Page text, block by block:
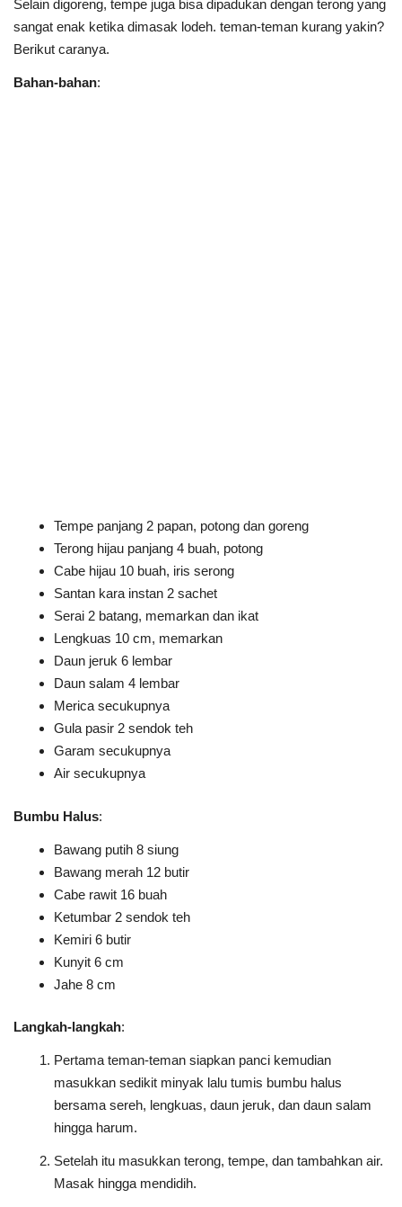
Selain digoreng, tempe juga bisa dipadukan dengan terong yang
sangat enak ketika dimasak lodeh. teman-teman kurang yakin?
Berikut caranya.
Bahan-bahan:
Tempe panjang 2 papan, potong dan goreng
Terong hijau panjang 4 buah, potong
Cabe hijau 10 buah, iris serong
Santan kara instan 2 sachet
Serai 2 batang, memarkan dan ikat
Lengkuas 10 cm, memarkan
Daun jeruk 6 lembar
Daun salam 4 lembar
Merica secukupnya
Gula pasir 2 sendok teh
Garam secukupnya
Air secukupnya
Bumbu Halus:
Bawang putih 8 siung
Bawang merah 12 butir
Cabe rawit 16 buah
Ketumbar 2 sendok teh
Kemiri 6 butir
Kunyit 6 cm
Jahe 8 cm
Langkah-langkah:
Pertama teman-teman siapkan panci kemudian
masukkan sedikit minyak lalu tumis bumbu halus
bersama sereh, lengkuas, daun jeruk, dan daun salam
hingga harum.
Setelah itu masukkan terong, tempe, dan tambahkan air.
Masak hingga mendidih.